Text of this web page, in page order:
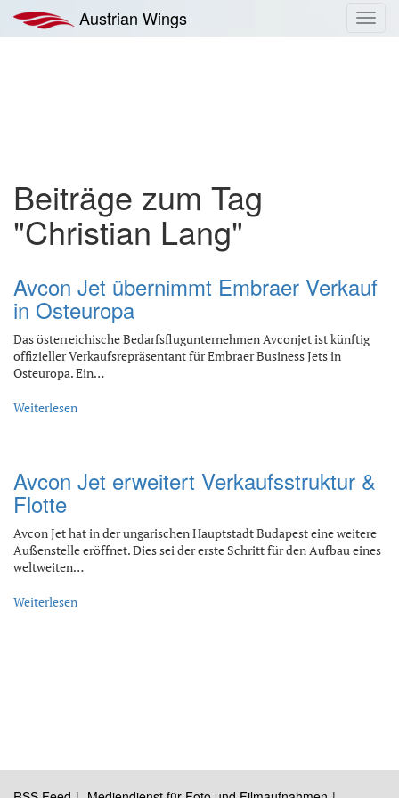
Inhalt
springen
Austrian Wings
Beiträge zum Tag
"Christian Lang"
Avcon Jet übernimmt Embraer Verkauf
in Osteuropa
Das österreichische Bedarfsflugunternehmen Avconjet ist künftig
offizieller Verkaufsrepräsentant für Embraer Business Jets in
Osteuropa. Ein…
Weiterlesen
Avcon Jet erweitert Verkaufsstruktur &
Flotte
Avcon Jet hat in der ungarischen Hauptstadt Budapest eine weitere
Außenstelle eröffnet. Dies sei der erste Schritt für den Aufbau eines
weltweiten…
Weiterlesen